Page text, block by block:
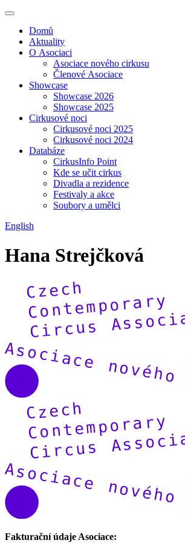
Domů
Aktuality
O Asociaci
Asociace nového cirkusu
Členové Asociace
Showcase
Showcase 2026
Showcase 2025
Cirkusové noci
Cirkusové noci 2025
Cirkusové noci 2024
Databáze
CirkusInfo Point
Kde se učit cirkus
Divadla a rezidence
Festivaly a akce
Soubory a umělci
English
Hana Strejčková
Fakturační údaje Asociace: